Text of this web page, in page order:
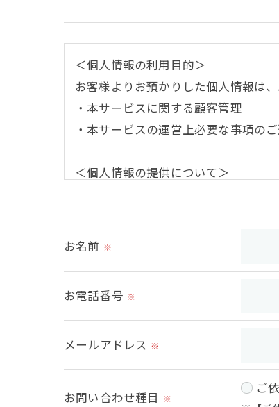
＜個人情報の利用目的＞
お客様よりお預かりした個人情報は
・本サービスに関する顧客管理
・本サービスの運営上必要な事項の
＜個人情報の提供について＞
これらの委託先に対しては個人情報
＜個人情報の安全管理＞
当社では、個人情報の漏洩等がなさ
お名前 ※
お電話番号 ※
メールアドレス ※
お問い合わせ種目 ※
ご